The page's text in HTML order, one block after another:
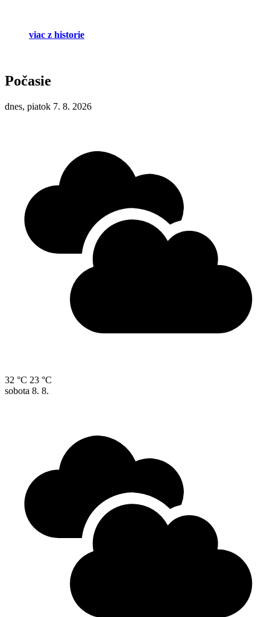
viac z historie
Počasie
dnes, piatok 7. 8. 2026
32 °C 23 °C
sobota 8. 8.